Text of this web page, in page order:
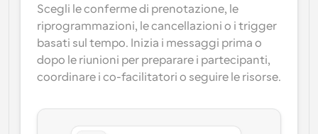
Link di Gruppo Dinamico
Prenota senza sforzo riunioni con più persone
Webhook
Ricevi una notifica quando succede qualcosa
Scegli le conferme di prenotazione, le
riprogrammazioni, le cancellazioni o i trigger
basati sul tempo. Inizia i messaggi prima o
dopo le riunioni per preparare i partecipanti,
coordinare i co-facilitatori o seguire le risorse.